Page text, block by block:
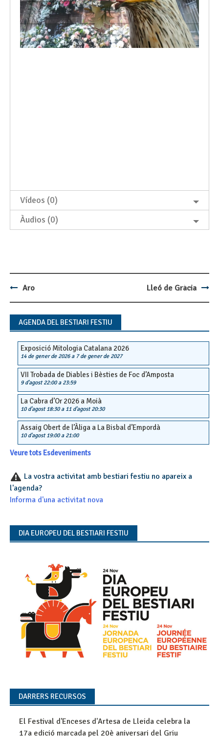
Vídeos (0)
Àudios (0)
Post
navigation
Aro Lleó de Gràcia
AGENDA DEL BESTIARI FESTIU
Exposició Mitologia Catalana 2026
14 de gener de 2026a 7 de gener de 2027
VII Trobada de Diables i Bèsties de Foc d’Amposta
9 d'agost 22:00a 23:59
La Cabra d’Or 2026 a Moià
10 d'agost 18:30a 11 d'agost 20:30
Assaig Obert de l’Àliga a La Bisbal d’Empordà
10 d'agost 19:00a 21:00
Veure tots Esdeveniments
La vostra activitat amb bestiari festiu no apareix a
l'agenda?
Informa d'una activitat nova
DIA EUROPEU DEL BESTIARI FESTIU
DARRERS RECURSOS
El Festival d'Enceses d'Artesa de Lleida celebra la
17a edició marcada pel 20è aniversari del Griu